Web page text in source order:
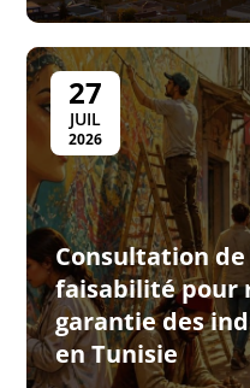
27
JUIL
2026
Consultation de
faisabilité pour
garantie des
en Tunisie